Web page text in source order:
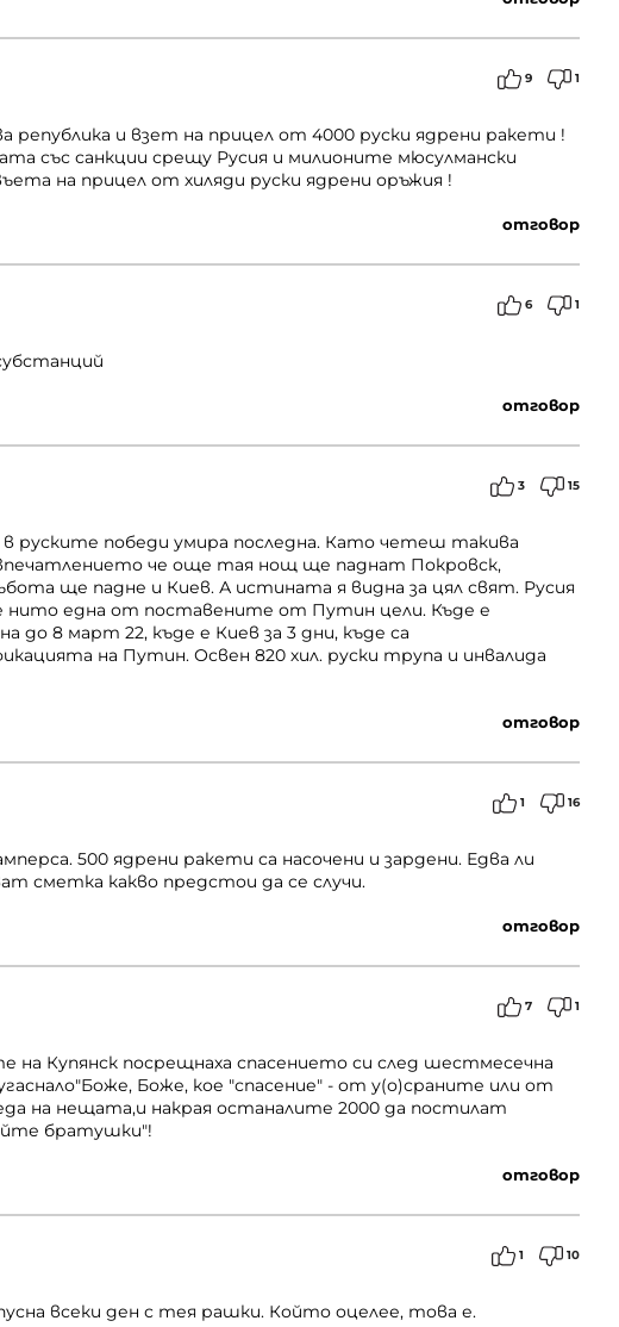
9 1
република и взет на прицел от 4000 руски ядрени ракети !
със санкции срещу Русия и милионите мюсулмански
на прицел от хиляди руски ядрени оръжия !
отговор
6 1
отговор
3 15
руските победи умира последна. Като четеш такива
че още тая нощ ще паднат Покровск,
ще падне и Киев. А истината я видна за цял свят. Русия
нито една от поставените от Путин цели. Къде е
до 8 март 22, къде е Киев за 3 дни, къде са
на Путин. Освен 820 хил. руски трупа и инвалида
отговор
1 16
500 ядрени ракети са насочени и зардени. Едва ли
сметка какво предстои да се случи.
отговор
7 1
на Купянск посрещнаха спасението си след шестмесечна
Боже, кое "спасение" - от у(о)сраните или от
на нещата,и накрая останалите 2000 да постилат
братушки"!
отговор
1 10
всеки ден с тея рашки. Който оцелее, това е.